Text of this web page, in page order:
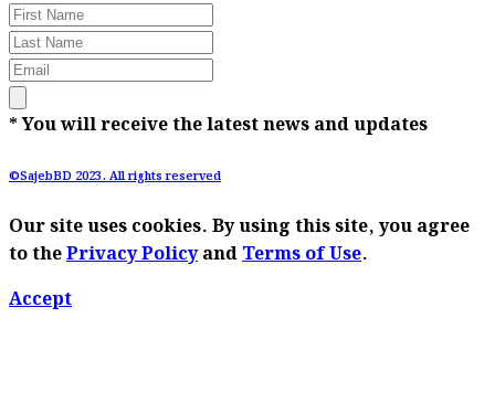
* You will receive the latest news and updates
©SajebBD 2023. All rights reserved
Our site uses cookies. By using this site, you agree
to thePrivacy PolicyandTerms of Use.
Accept